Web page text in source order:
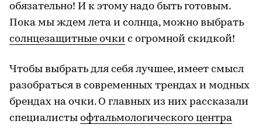
обязательно! И к этому надо быть готовым.
Пока мы ждем лета и солнца, можно выбрать
солнцезащитные очки с огромной скидкой!
Чтобы выбрать для себя лучшее, имеет смысл
разобраться в современных трендах и модных
брендах на очки. О главных из них рассказали
специалисты офтальмологического центра